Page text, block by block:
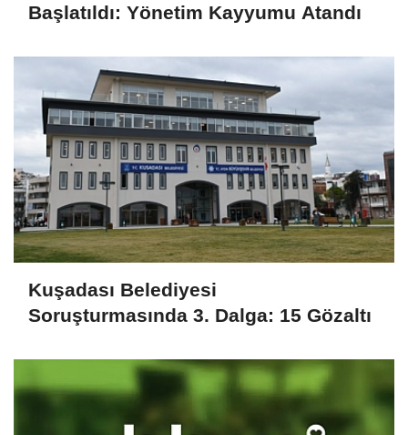
Başlatıldı: Yönetim Kayyumu Atandı
Kuşadası Belediyesi
Soruşturmasında 3. Dalga: 15 Gözaltı